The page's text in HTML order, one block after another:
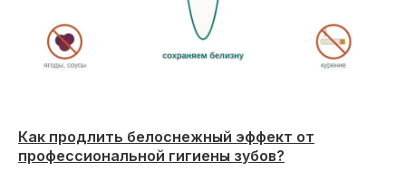
Как продлить белоснежный эффект от
профессиональной гигиены зубов?